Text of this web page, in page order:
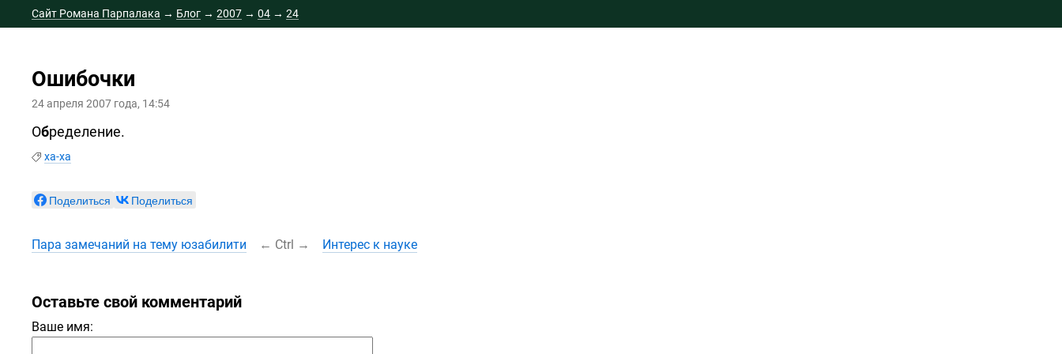
Сайт Романа Парпалака → Блог →2007 →04 →24
Ошибочки
24 апреля 2007 года, 14:54
Обределение.
ха-ха
Поделиться Поделиться
Пара замечаний на тему юзабилити ← Ctrl → Интерес к науке
Оставьте свой комментарий
Ваше имя: